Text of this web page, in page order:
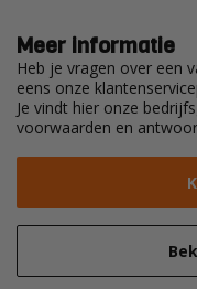
Meer informatie
Heb je vragen over een
eens onze
Je vindt hier onze
voorwaarden en